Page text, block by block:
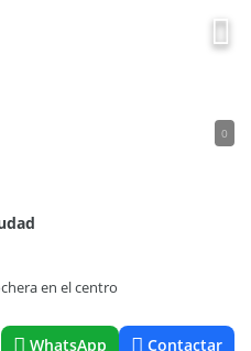
0
en el centro
WhatsApp Contactar